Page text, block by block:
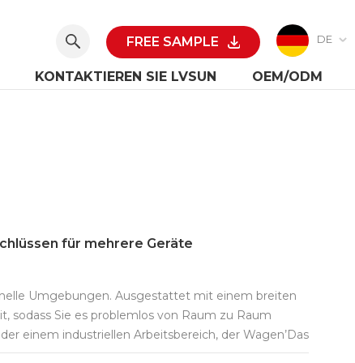
DE
FREE SAMPLE
KONTAKTIEREN SIE LVSUN OEM/ODM
für mehrere Geräte
Umgebungen. Ausgestattet mit einem breiten
sodass Sie es problemlos von Raum zu Raum
einem industriellen Arbeitsbereich, der Wagen’Das
können, sodass Ihre Ladeanforderungen ein